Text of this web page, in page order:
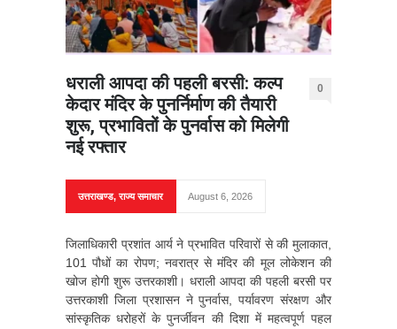
धराली आपदा की पहली बरसी: कल्प
केदार मंदिर के पुनर्निर्माण की तैयारी
शुरू, प्रभावितों के पुनर्वास को मिलेगी
नई रफ्तार
0
उत्तराखण्ड,राज्य समाचार August 6, 2026
जिलाधिकारी प्रशांत आर्य ने प्रभावित परिवारों से की मुलाकात,
101 पौधों का रोपण; नवरात्र से मंदिर की मूल लोकेशन की
खोज होगी शुरू उत्तरकाशी। धराली आपदा की पहली बरसी पर
उत्तरकाशी जिला प्रशासन ने पुनर्वास, पर्यावरण संरक्षण और
सांस्कृतिक धरोहरों के पुनर्जीवन की दिशा में महत्वपूर्ण पहल